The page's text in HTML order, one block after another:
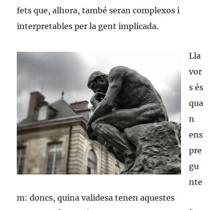
fets que, alhora, també seran complexos i
interpretables per la gent implicada.
Lla
vor
s és
qua
n
ens
pre
gu
nte
m: doncs, quina validesa tenen aquestes